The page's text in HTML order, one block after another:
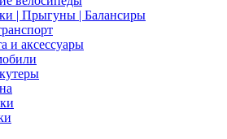
| Прыгуны | Балансиры
и аксессуары